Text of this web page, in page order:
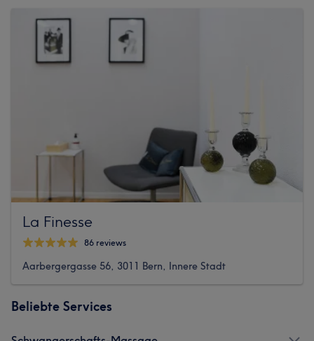
La Finesse
86 reviews
Aarbergergasse 56, 3011 Bern, Innere Stadt
Beliebte Services